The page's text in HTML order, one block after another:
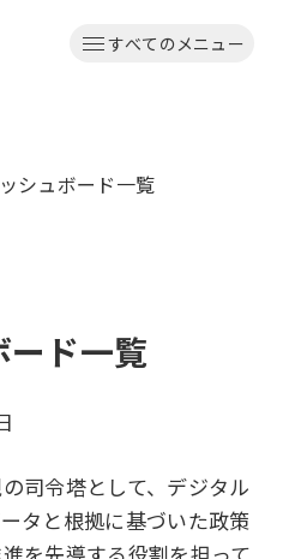
すべてのメニュー
シュボード一覧
ド一覧
司令塔として、デジタル
タと根拠に基づいた政策